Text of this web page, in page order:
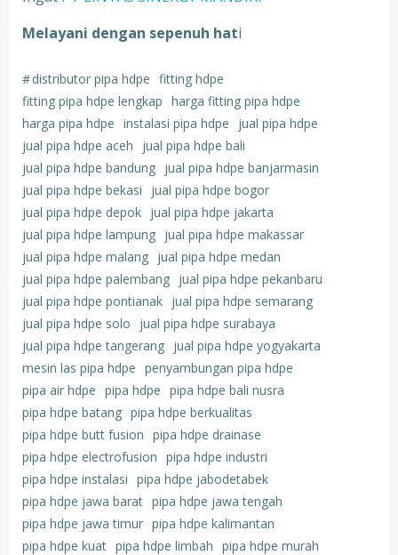
Melayani dengan sepenuh hati
#distributor pipa hdpe fitting hdpe
fitting pipa hdpe lengkap harga fitting pipa hdpe
harga pipa hdpe instalasi pipa hdpe
jual pipa hdpe
jual pipa hdpe aceh
jual pipa hdpe bali
jual pipa hdpe bandung jual pipa hdpe banjarmasin
jual pipa hdpe bekasi
jual pipa hdpe bogor
jual pipa hdpe depok jual pipa hdpe jakarta
jual pipa hdpe lampung jual pipa hdpe makassar
jual pipa hdpe malang jual pipa hdpe medan
jual pipa hdpe palembang jual pipa hdpe pekanbaru
jual pipa hdpe pontianak jual pipa hdpe semarang
jual pipa hdpe solo
jual pipa hdpe surabaya
jual pipa hdpe tangerang jual pipa hdpe yogyakarta
mesin las pipa hdpe penyambungan pipa hdpe
pipa air hdpe pipa hdpe pipa hdpe bali nusra
pipa hdpe batang pipa hdpe berkualitas
pipa hdpe butt fusion pipa hdpe drainase
pipa hdpe electrofusion pipa hdpe industri
pipa hdpe instalasi pipa hdpe jabodetabek
pipa hdpe jawa barat pipa hdpe jawa tengah
pipa hdpe jawa timur pipa hdpe kalimantan
pipa hdpe kuat pipa hdpe limbah pipa hdpe murah